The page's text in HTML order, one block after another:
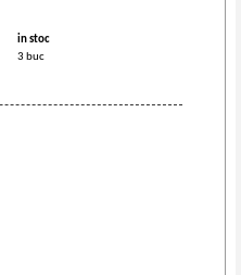
in stoc
3 buc